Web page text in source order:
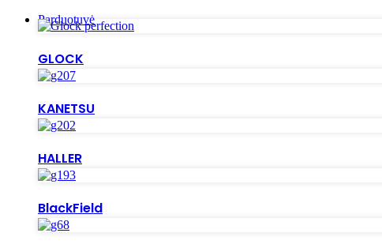
Parduotuvė
GLOCK
KANETSU
HALLER
BlackField